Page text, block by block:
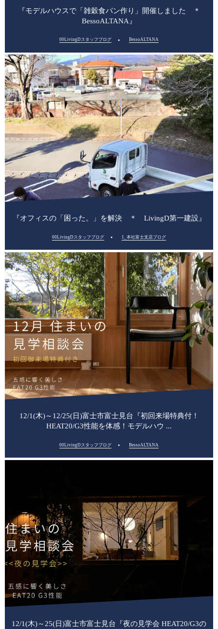
『モデルハウスで「雑穀食パン作り」開催しました ＊
BessoALTANA』
00LivingDスタッフブログ BessoALTANA
『オフィスの「困った。」を解決 ＊ LivingD第一建設』
00LivingDスタッフブログ 1_本社富士支店ブログ
12/1(木)～12/25(日)富士市富士見台『初回来場特典付！
HEAT20/G3性能を体感！モデルハウ ...
00LivingDスタッフブログ BessoALTANA
12/1(木)～25(日)富士市富士見台『夜の見学会 HEAT20/G3の